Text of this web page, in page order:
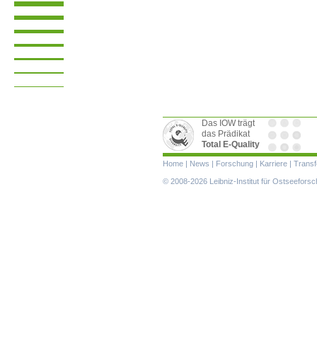
Das IOW trägt
das Prädikat
Total E-Quality
Navigation
überspringen
Home | News | Forschung | Karriere |
© 2008-2026 Leibniz-Institut für